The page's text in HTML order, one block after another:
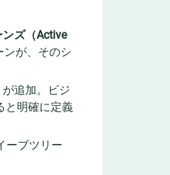
ンズ（Active
ンが、そのシ
が追加。ビジ
と明確に定義
ーブツリー